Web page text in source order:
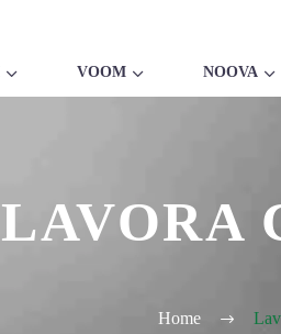
VOOM NOOVA
LAVORA
Home